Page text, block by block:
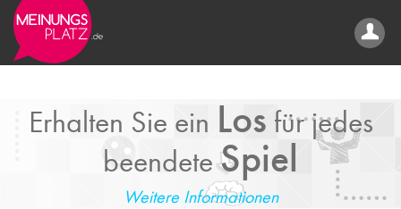
Erhalten Sie ein Los für jedes
beendeteSpiel
Weitere Informationen